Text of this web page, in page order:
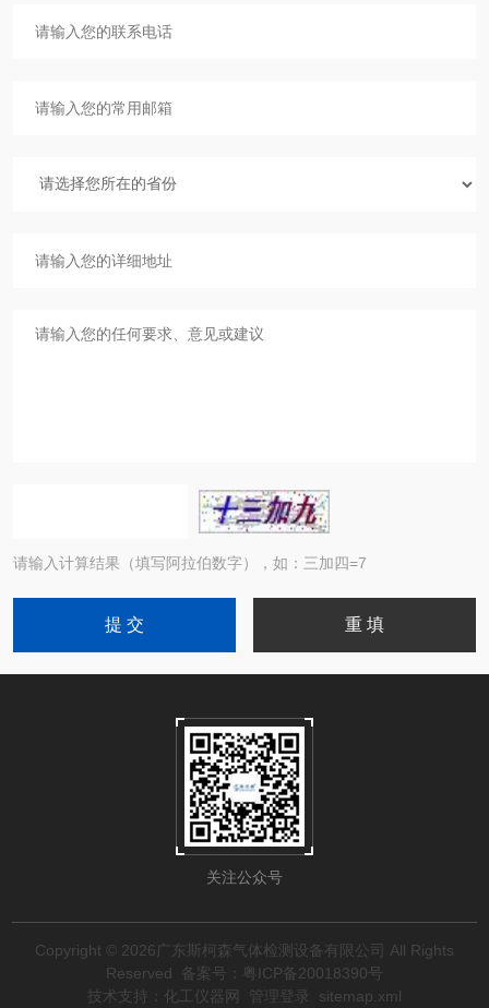
请输入计算结果（填写阿拉伯数字），如：三加四=7
关注公众号
Copyright © 2026广东斯柯森气体检测设备有限公司 All Rights
Reserved
备案号：粤ICP备20018390号
技术支持： 化工仪器网 管理登录 sitemap.xml